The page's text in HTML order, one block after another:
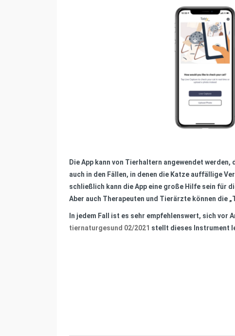
Die App kann von Tierhaltern angewendet
auch in den Fällen, in denen die Katze auffällige
schließlich kann die App eine große Hilfe sein für
Aber auch Therapeuten und Tierärzte können die
In jedem Fall ist es sehr empfehlenswert, sich vor
tiernaturgesund 02/2021 stellt dieses Instrument